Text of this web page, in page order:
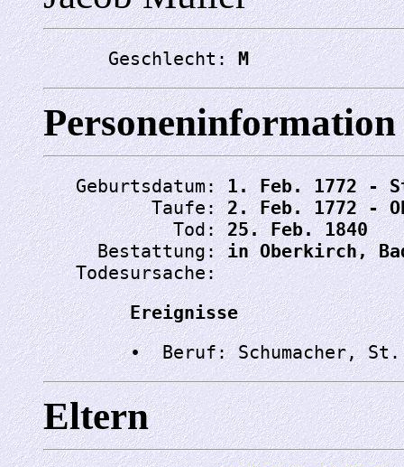
      Geschlecht:
M
Personeninformation
   Geburtsdatum:
1. Feb. 1772 -
          Taufe:
2. Feb. 1772 -
            Tod:
25. Feb. 1840
     Bestattung:
in Oberkirch,
   Todesursache:
Ereignisse
Eltern